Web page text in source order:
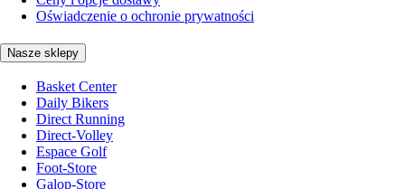
Oświadczenie o ochronie prywatności
Nasze sklepy
Basket Center
Daily Bikers
Direct Running
Direct-Volley
Espace Golf
Foot-Store
Galop-Store